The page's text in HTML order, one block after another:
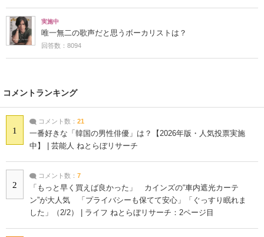
実施中
唯一無二の歌声だと思うボーカリストは？
回答数：8094
コメントランキング
1
コメント数： 21
一番好きな「韓国の男性俳優」は？【2026年版・人気投票実施
中】 | 芸能人 ねとらぼリサーチ
2
コメント数： 7
「もっと早く買えば良かった」 カインズの“車内遮光カーテ
ン”が大人気 「プライバシーも保てて安心」「ぐっすり眠れま
した」（2/2） | ライフ ねとらぼリサーチ：2ページ目